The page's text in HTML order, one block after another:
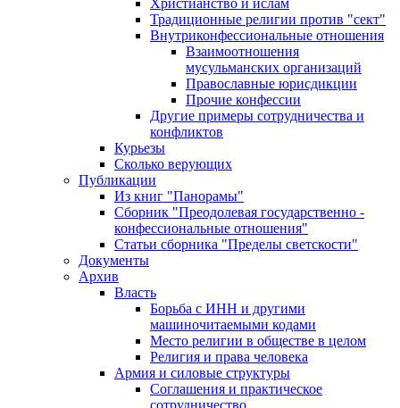
Христианство и ислам
Традиционные религии против "сект"
Внутриконфессиональные отношения
Взаимоотношения
мусульманских организаций
Православные юрисдикции
Прочие конфессии
Другие примеры сотрудничества и
конфликтов
Курьезы
Сколько верующих
Публикации
Из книг "Панорамы"
Сборник "Преодолевая государственно -
конфессиональные отношения"
Статьи сборника "Пределы светскости"
Документы
Архив
Власть
Борьба с ИНН и другими
машиночитаемыми кодами
Место религии в обществе в целом
Религия и права человека
Армия и силовые структуры
Соглашения и практическое
сотрудничество